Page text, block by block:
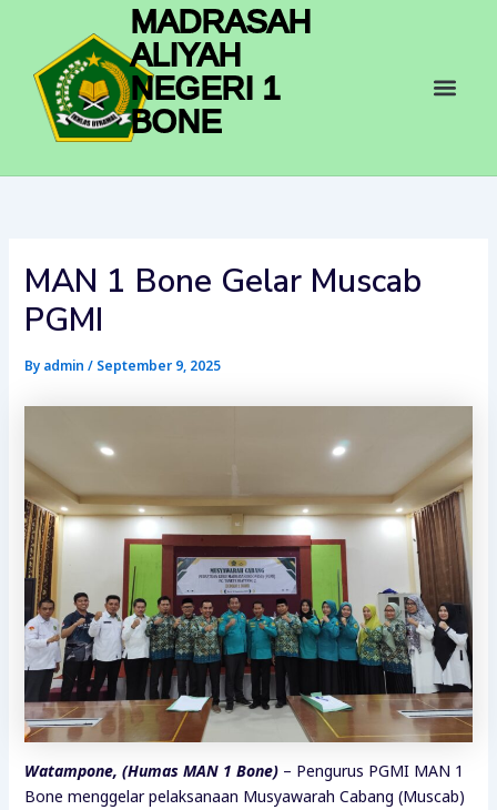
content
MADRASAH
ALIYAH
NEGERI 1
BONE
MAN 1 Bone Gelar Muscab
PGMI
By admin / September 9, 2025
Watampone, (Humas MAN 1 Bone)– Pengurus PGMI MAN 1
Bone menggelar pelaksanaan Musyawarah Cabang (Muscab)